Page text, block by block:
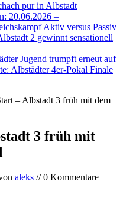
pur in Albstadt
20.06.2026 –
Aktiv versus Passiv
2 gewinnt sensationell
Jugend trumpft erneut auf
Albstädter 4er-Pokal Finale
– Albstadt 3 früh mit dem
3 früh mit
aleks // 0 Kommentare